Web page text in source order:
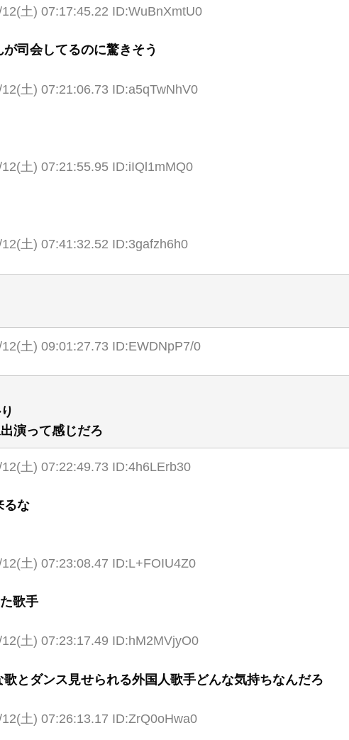
土) 07:17:45.22 ID:WuBnXmtU0
司会してるのに驚きそう
土) 07:21:06.73 ID:a5qTwNhV0
土) 07:21:55.95 ID:iIQl1mMQ0
土) 07:41:32.52 ID:3gafzh6h0
土) 09:01:27.73 ID:EWDNpP7/0
演って感じだろ
土) 07:22:49.73 ID:4h6LErb30
るな
土) 07:23:08.47 ID:L+FOIU4Z0
歌手
土) 07:23:17.49 ID:hM2MVjyO0
とダンス見せられる外国人歌手どんな気持ちなんだろ
土) 07:26:13.17 ID:ZrQ0oHwa0